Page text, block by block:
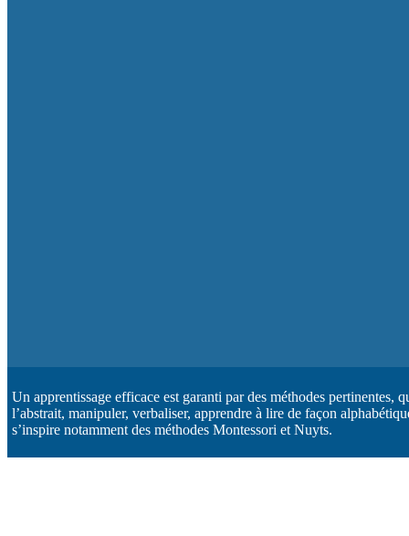
Un apprentissage efficace est garanti par des méthodes pertinentes,
l’abstrait, manipuler, verbaliser, apprendre à lire de façon
s’inspire notamment des méthodes Montessori et Nuyts.